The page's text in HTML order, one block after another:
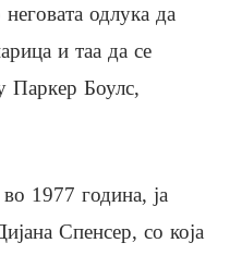
одлука да
и таа да се
Паркер Боулс,
1977 година, ја
Спенсер, со која